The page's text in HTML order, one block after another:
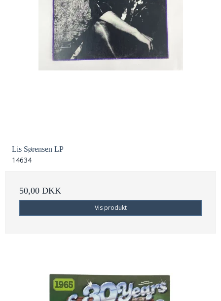
Lis Sørensen LP
14634
50,00 DKK
Vis produkt